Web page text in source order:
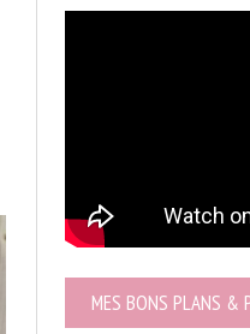
MES BONS PLANS &